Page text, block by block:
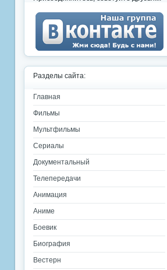
Разделы сайта:
Главная
Фильмы
Мультфильмы
Сериалы
Документальный
Телепередачи
Анимация
Аниме
Боевик
Биография
Вестерн